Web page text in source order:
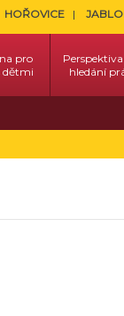
HOŘOVICE
pro
dětmi
hledání